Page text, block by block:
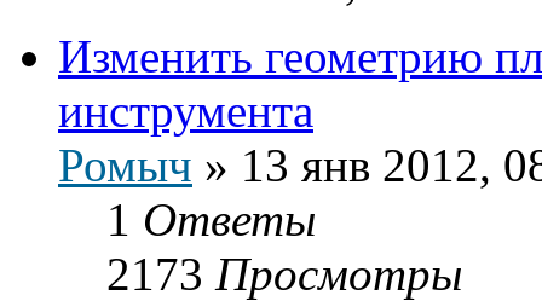
Изменить геометрию
инструмента
Ромыч » 13 янв 2012,
1 Ответы
2173 Просмотры